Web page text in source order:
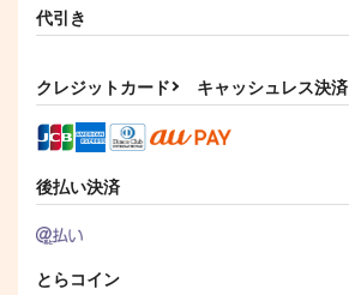
代引き
クレジットカード キャッシュレス決済
後払い決済
とらコイン